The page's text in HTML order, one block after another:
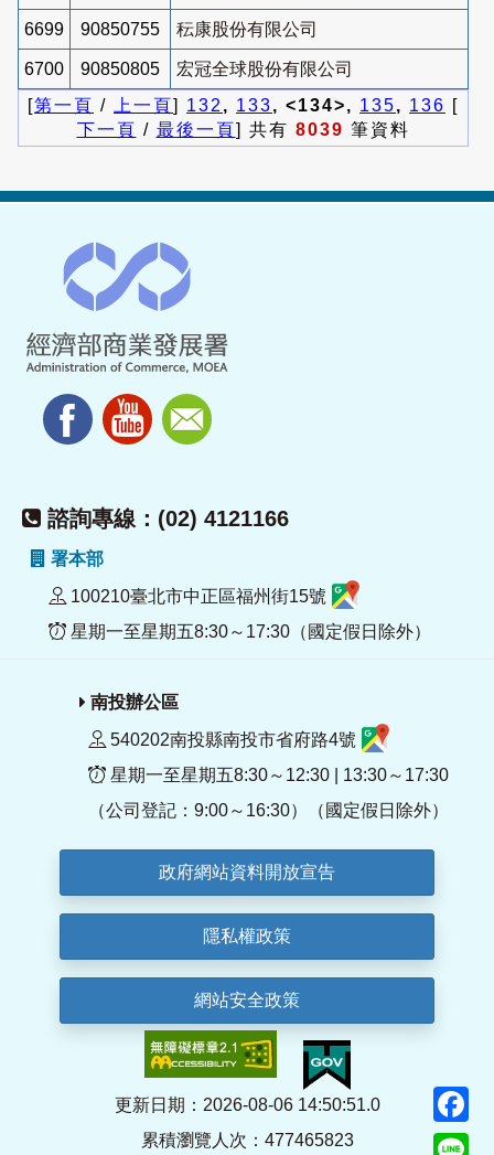
6699 90850755 秐康股份有限公司
6700 90850805
宏冠全球股份有限公司
[第一頁 / 上一頁] 132 , 133, <134>, 135, 136 [
下一頁 / 最後一頁] 共有 8039 筆資料
諮詢專線：(02) 4121166
署本部
100210臺北市中正區福州街15號
星期一至星期五8:30～17:30（國定假日除外）
南投辦公區
540202南投縣南投市省府路4號
星期一至星期五8:30～12:30 | 13:30～17:30
（公司登記：9:00～16:30）（國定假日除外）
政府網站資料開放宣告
隱私權政策
網站安全政策
更新日期：2026-08-06 14:50:51.0
累積瀏覽人次：477465823